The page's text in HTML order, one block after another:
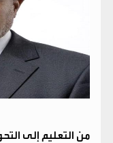
من التعليم إلى